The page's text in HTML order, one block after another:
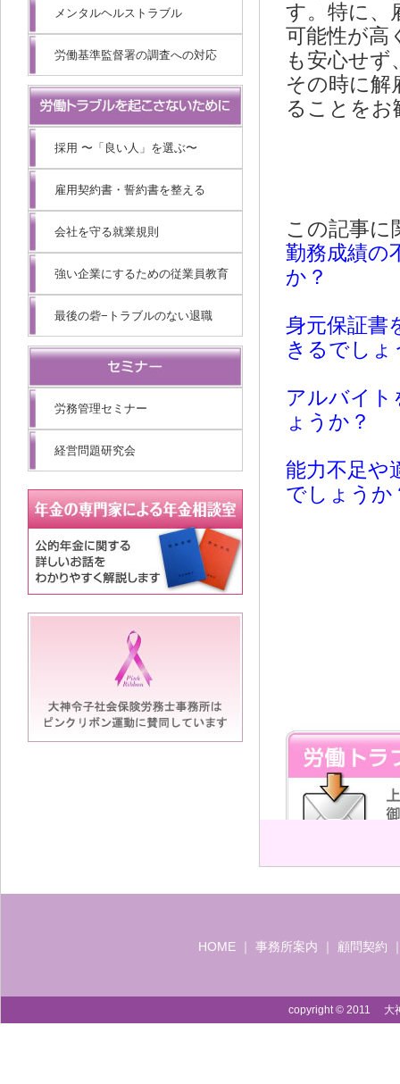
メンタルヘルストラブル
労働基準監督署の調査への対応
採用 〜「良い人」を選ぶ〜
雇用契約書・誓約書を整える
会社を守る就業規則
強い企業にするための従業員教育
最後の砦−トラブルのない退職
労務管理セミナー
経営問題研究会
す。特に、
可能性が高
も安心せ
その時に解
ることをお
この記事に
勤務成績の
か？
身元保証書
きるでしょ
アルバイト
ょうか？
能力不足や
でしょうか
HOME 事務所案内 顧問契約
copyright © 2011 大